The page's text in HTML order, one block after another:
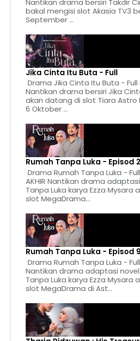
bakal mengisi slot Akasia TV3
September ...
Jika Cinta Itu Buta - Full
Drama Jika Cinta Itu Buta - Full
Nantikan drama bersiri Jika
akan datang di slot Tiara Astro
6 Oktober ...
Rumah Tanpa Luka - Episod
Drama Rumah Tanpa Luka -
AKHIR Nantikan drama
Tanpa Luka karya Ezza Mysara
slot MegaDrama...
Rumah Tanpa Luka - Episod 9
Drama Rumah Tanpa Luka -
Nantikan drama adaptasi novel
Tanpa Luka karya Ezza Mysara
slot MegaDrama di Ast...